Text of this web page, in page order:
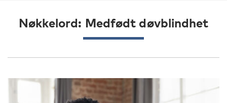
Nøkkelord: Medfødt døvblindhet